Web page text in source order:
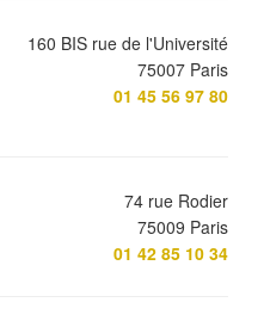
160 BIS rue de l'Université
75007 Paris
01 45 56 97 80
74 rue Rodier
75009 Paris
01 42 85 10 34